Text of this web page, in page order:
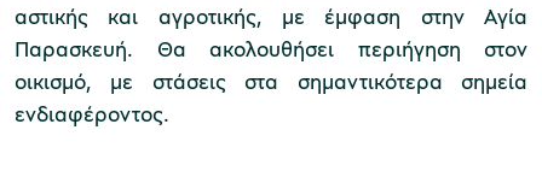
Μουσείο Αργυροτεχνίας
αστικής και αγροτικής, με έμφαση στην Αγία
Παρασκευή. Θα ακολουθήσει περιήγηση στον
οικισμό, με στάσεις στα σημαντικότερα σημεία
ενδιαφέροντος.